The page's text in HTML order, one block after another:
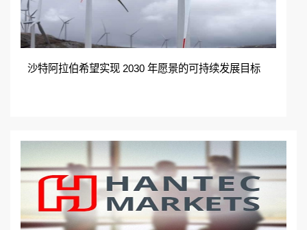
沙特阿拉伯希望实现 2030 年愿景的可持续发展目标